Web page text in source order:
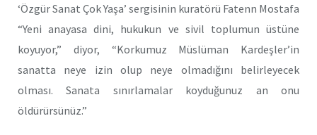
‘Özgür Sanat Çok Yaşa’ sergisinin kuratörü Fatenn Mostafa
“Yeni anayasa dini, hukukun ve sivil toplumun üstüne
koyuyor,” diyor, “Korkumuz Müslüman Kardeşler’in
sanatta neye izin olup neye olmadığını belirleyecek
olması. Sanata sınırlamalar koyduğunuz an onu
öldürürsünüz.”